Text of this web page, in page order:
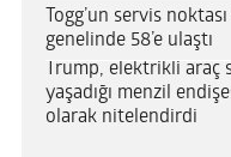
Togg’un servis
genelinde 58’e ulaştı
Trump, elektrikli araç
yaşadığı menzil
olarak nitelendirdi